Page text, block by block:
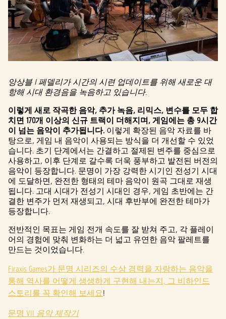
앙상블 I 페델리가 시간의 시련 업데이트를 위해 새로운 대
항해 시대 환경음을 녹음하고 있습니다.
이렇게 새로 작곡한 음악, 추가 녹음, 리믹스, 변수를 모두 합
치면 170개 이상의 신규 트랙이 더해지며, 게임에는 총 9시간
이 넘는 음악이 추가됩니다. 이렇게 확장된 음악 자료를 바
탕으로, 게임 내 음악이 사용되는 방식을 더 개선할 수 있었
습니다. 초기 단계에서는 간결하고 절제된 변주를 중심으로
사용하고, 이후 단계로 갈수록 더욱 풍부하고 발전된 버전의
음악이 등장합니다. 문명이 가장 강력한 시기인 전성기 시대
에 도달하면, 완전한 형태의 테마 음악이 원곡 그대로 재생
됩니다. 고대 시대가 전성기 시대인 경우, 게임 초반에는 간
결한 변주가 먼저 재생되고, 시대 후반부에 완전한 테마가
등장합니다.
전반적인 목표는 게임 전개 속도를 잘 받쳐 주고, 각 플레이
어의 경험에 맞춰 변화하는 더 넓고 유연한 음악 팔레트를
만드는 것이었습니다.
Firaxis Games가 문명 시리즈의 수상 경력을 자랑하는 음악을
통해 역사를 어떻게 생생하게 구현해 내는지, 그 비하인드
스토리를 꼭 확인해 보세요!
문명 VII 음악 제작기